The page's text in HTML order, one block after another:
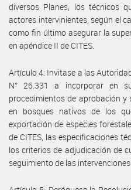
diversos Planes, los técnicos
actores intervinientes, según el
como fin último asegurar la
en apéndice II de CITES.
Artículo 4: Invitase a las
N° 26.331 a incorporar en
procedimientos de aprobación
en bosques nativos de los
exportación de especies
de CITES, las especificaciones
los criterios de adjudicación de
seguimiento de las